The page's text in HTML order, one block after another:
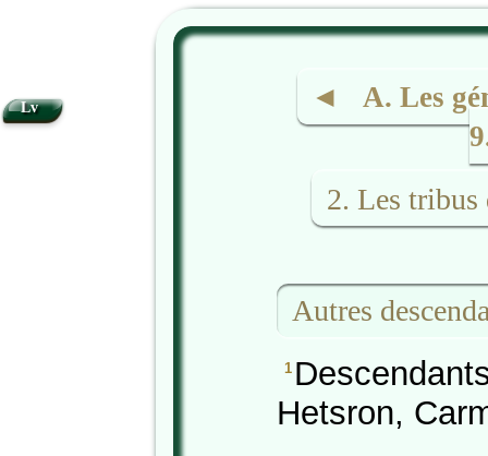
◄ A. Les
2. Les
Autres
1
Hetsron,
Lv